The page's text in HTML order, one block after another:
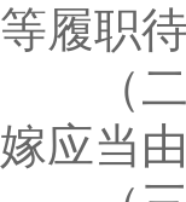
等履职
（二
嫁应当